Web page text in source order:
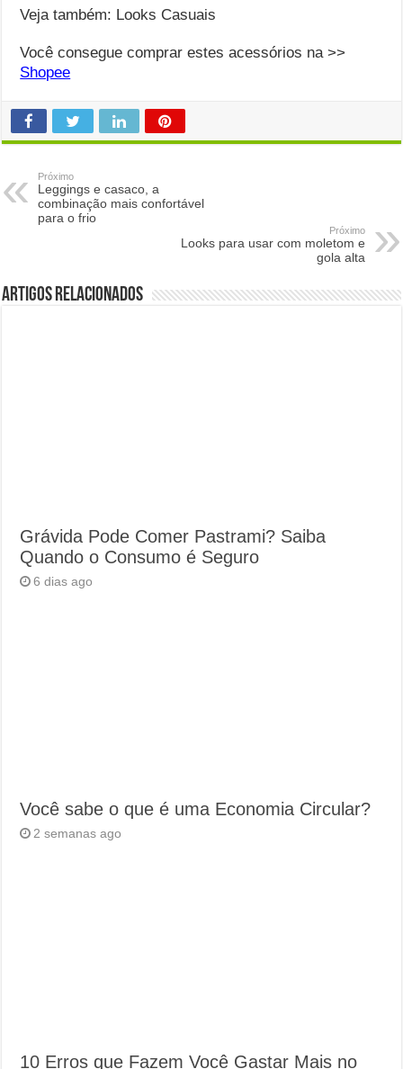
Veja também: Looks Casuais
Você consegue comprar estes acessórios na >>
Shopee
Próximo
Leggings e casaco, a
combinação mais confortável
para o frio
Próximo
Looks para usar com moletom e
gola alta
Artigos Relacionados
Grávida Pode Comer Pastrami? Saiba
Quando o Consumo é Seguro
6 dias ago
Você sabe o que é uma Economia Circular?
2 semanas ago
10 Erros que Fazem Você Gastar Mais no